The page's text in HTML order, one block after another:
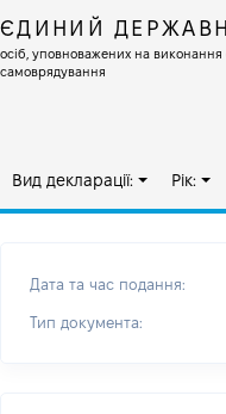
ЄДИНИЙ
осіб, уповноважених на
самоврядування
Вид декларації: Рік:
Дата та час подання:
Тип документа: